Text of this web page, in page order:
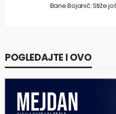
Bane Bojanić: Stiže
POGLEDAJTE I OVO